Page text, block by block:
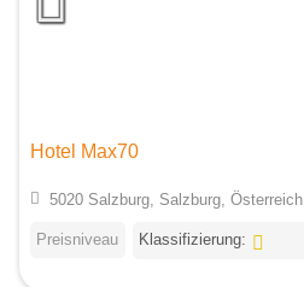
Hotel Max70
5020 Salzburg, Salzburg, Österreich
Preisniveau Klassifizierung: